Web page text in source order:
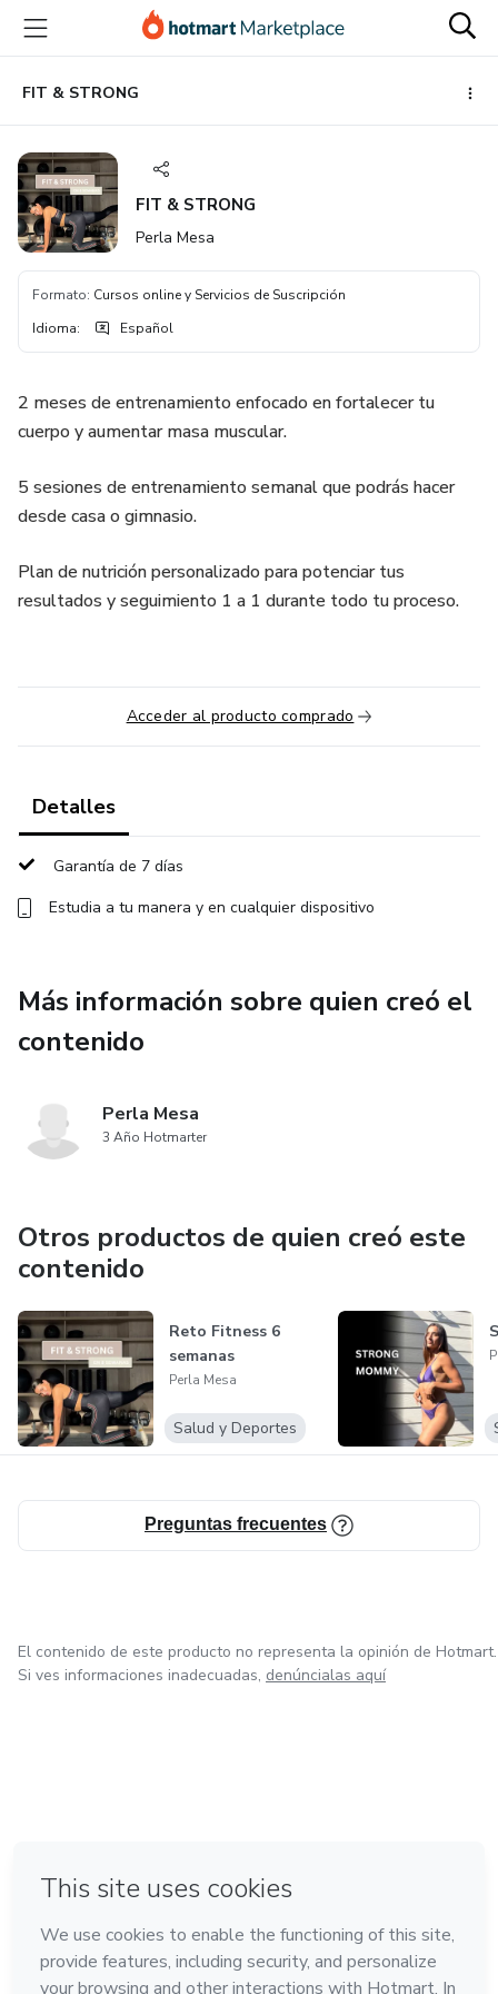
principal
página
de
página
FIT & STRONG
FIT & STRONG
Perla Mesa
Formato: Cursos online y Servicios de Suscripción
Idioma: Español
2 meses de entrenamiento enfocado en fortalecer tu
cuerpo y aumentar masa muscular.
5 sesiones de entrenamiento semanal que podrás hacer
desde casa o gimnasio.
Plan de nutrición personalizado para potenciar tus
resultados y seguimiento 1 a 1 durante todo tu proceso.
Acceder al producto comprado
Detalles
Garantía de 7 días
Estudia a tu manera y en cualquier dispositivo
Más información sobre quien creó el
contenido
Perla Mesa
3 Año Hotmarter
Otros productos de quien creó este
contenido
Reto Fitness 6
semanas
Perla Mesa
Salud y Deportes
Preguntas frecuentes
El contenido de este producto no representa la opinión de Hotmart.
Si ves informaciones inadecuadas, denúncialas aquí
Hecho con❤ en Belo Horizonte